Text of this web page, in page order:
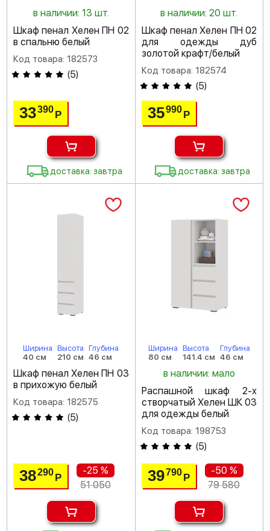
в наличии: 13 шт.
Шкаф пенал Хелен ПН 02
в спальню белый
Код товара: 182573
(5)
33390Р
доставка: завтра
в наличии: 20 шт.
Шкаф пенал Хелен ПН 02
для одежды дуб
золотой крафт/белый
Код товара: 182574
(5)
35990 Р
доставка: завтра
Ширина
40 см
Высота
210 см
Глубина
46 см
Шкаф пенал Хелен ПН 03
в прихожую белый
Код товара: 182575
(5)
38290Р
-25 %
51 050
Ширина
80 см
Высота
141.4 см
Глубина
46 см
в наличии: мало
Распашной шкаф 2-х
створчатый Хелен ШК 03
для одежды белый
Код товара: 198753
(5)
39790 Р
-50 %
79 580